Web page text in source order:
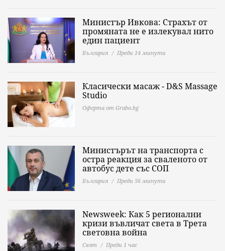
Министър Ивкова: Страхът от
промяната не е излекувал нито
един пациент
България Преди 14 минути
Класически масаж - D&S Massage
Studio
Оферта от Grabo.bg
Министърът на транспорта с
остра реакция за сваленото от
автобус дете със СОП
България Преди 56 минути
Newsweek: Как 5 регионални
кризи въвличат света в Трета
световна война
Свят Преди 1 час